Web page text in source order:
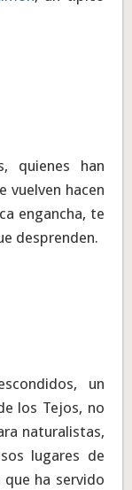
quienes han
vuelven hacen
engancha, te
desprenden.
un
los Tejos, no
naturalistas,
lugares de
ha servido